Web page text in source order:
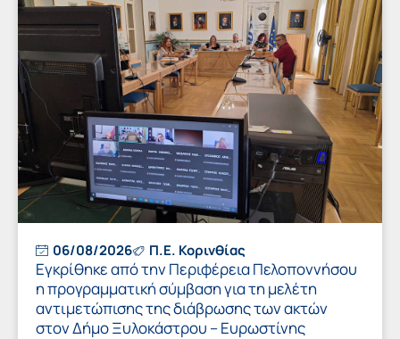
06/08/2026 Π.Ε. Κορινθίας
Εγκρίθηκε από την Περιφέρεια Πελοποννήσου
η προγραμματική σύμβαση για τη μελέτη
αντιμετώπισης της διάβρωσης των ακτών
στον Δήμο Ξυλοκάστρου – Ευρωστίνης